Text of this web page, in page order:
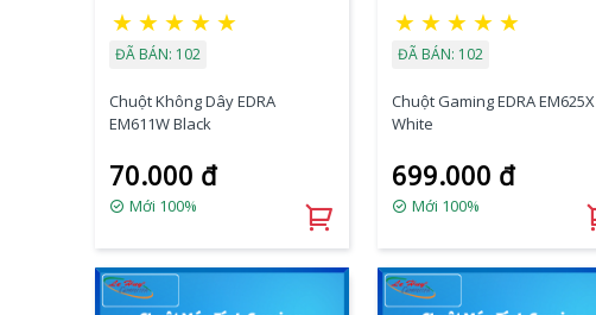
★ ★ ★ ★ ★
ĐÃ BÁN: 102
Chuột Không Dây EDRA
EM611W Black
70.000 đ
Mới 100%
★ ★ ★ ★ ★
ĐÃ BÁN: 102
Chuột Gaming EDRA EM625X
White
699.000 đ
Mới 100%